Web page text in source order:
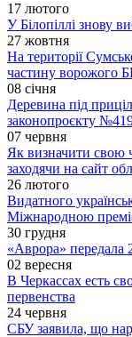
17 лютого
У Білопіллі знову
27 жовтня
На території
частину ворожого
08 січня
Деревина під
законопроєкту
07 червня
Як визначити свою
заходячи на сайт
26 лютого
Видатного
Міжнародною
30 грудня
«Аврора» передала
02 вересня
В Черкассах есть
первенства
24 червня
СБУ заявила, що